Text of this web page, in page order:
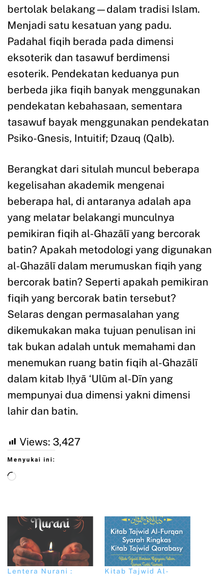
bertolak belakang—dalam tradisi Islam.
Menjadi satu kesatuan yang padu.
Padahal fiqih berada pada dimensi
eksoterik dan tasawuf berdimensi
esoterik. Pendekatan keduanya pun
berbeda jika fiqih banyak menggunakan
pendekatan kebahasaan, sementara
tasawuf bayak menggunakan pendekatan
Psiko-Gnesis, Intuitif; Dzauq (Qalb).
Berangkat dari situlah muncul beberapa
kegelisahan akademik mengenai
beberapa hal, di antaranya adalah apa
yang melatar belakangi munculnya
pemikiran fiqih al-Ghazālī yang bercorak
batin? Apakah metodologi yang digunakan
al-Ghazālī dalam merumuskan fiqih yang
bercorak batin? Seperti apakah pemikiran
fiqih yang bercorak batin tersebut?
Selaras dengan permasalahan yang
dikemukakan maka tujuan penulisan ini
tak bukan adalah untuk memahami dan
menemukan ruang batin fiqih al-Ghazālī
dalam kitab Iḥyā ‘Ulūm al-Dīn yang
mempunyai dua dimensi yakni dimensi
lahir dan batin.
Views: 3,427
Menyukai ini:
Lentera Nurani :
Kitab Tajwid Al-